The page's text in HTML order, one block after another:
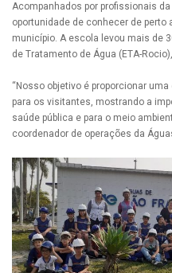
Acompanhados por profissionais
oportunidade de conhecer de
município. A escola levou mais de
de Tratamento de Água (ETA-
“Nosso objetivo é proporcionar
para os visitantes, mostrando a
saúde pública e para o meio
coordenador de operações da